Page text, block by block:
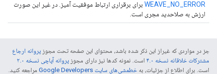
WEAVE_NO_ERROR برای برقراری ارتباط موفقیت آمیز. در غیر این صورت
ارزش به صلاحدید مجری است.
جز در مواردی که غیراز این ذکر شده باشد، محتوای این صفحه تحت مجوز پروانه ارجاع
مشترکات خلاقانه نسخه ۴.۰
است. نمونه کدها نیز دارای مجوز پروانه آپاچی نسخه ۲.۰
است. برای اطلاع از جزئیات، به خطمشی‌های سایت Google Developers‏
مراجعه کنید.